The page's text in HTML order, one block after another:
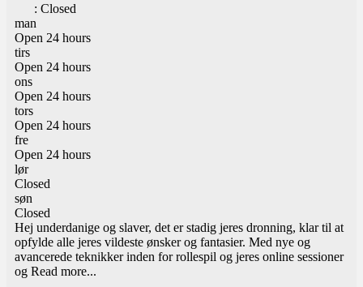
: Closed
man
Open 24 hours
tirs
Open 24 hours
ons
Open 24 hours
tors
Open 24 hours
fre
Open 24 hours
lør
Closed
søn
Closed
Hej underdanige og slaver, det er stadig jeres dronning, klar til at
opfylde alle jeres vildeste ønsker og fantasier. Med nye og
avancerede teknikker inden for rollespil og jeres online sessioner
og Read more...